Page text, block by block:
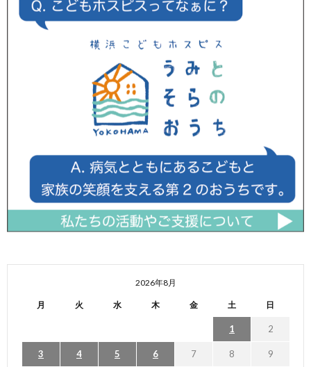
2026年8月
月 火 水 木 金 土 日
1 2
3 4 5 6 7 8 9